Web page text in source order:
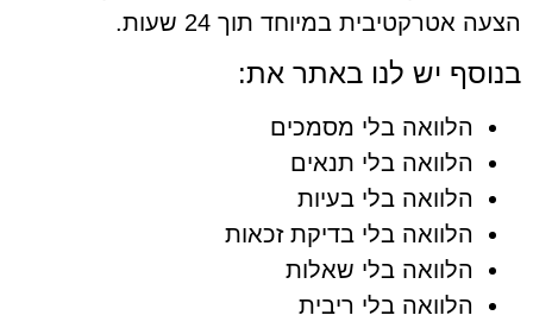
הצעה אטרקטיבית במיוחד תוך 24 שעות.
בנוסף יש לנו באתר את:
הלוואה בלי מסמכים
הלוואה בלי תנאים
הלוואה בלי בעיות
הלוואה בלי בדיקת זכאות
הלוואה בלי שאלות
הלוואה בלי ריבית